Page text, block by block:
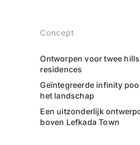
Concept
Ontworpen voor twee
residences
Geïntegreerde infinity
het landschap
Een uitzonderlijk
boven Lefkada Town